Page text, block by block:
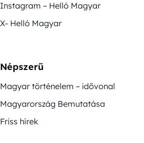
Instagram – Helló Magyar
X- Helló Magyar
Népszerű
Magyar történelem – idővonal
Magyarország Bemutatása
Friss hírek